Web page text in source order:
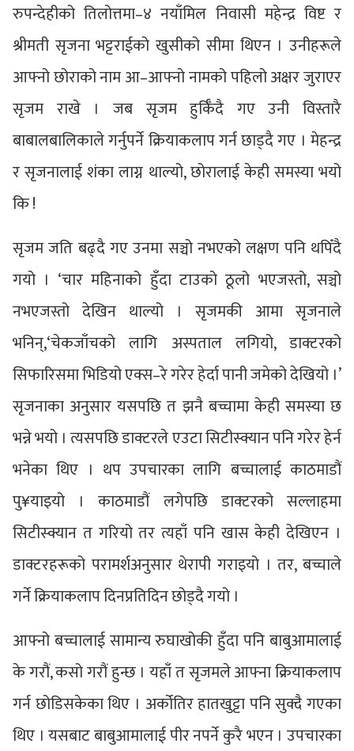
रुपन्देहीको तिलोत्तमा–४ नयाँमिल निवासी महेन्द्र विष्ट र
श्रीमती सृजना भट्टराईको खुसीको सीमा थिएन । उनीहरूले
आफ्नो छोराको नाम आ–आफ्नो नामको पहिलो अक्षर जुराएर
सृजम राखे । जब सृजम हुर्किँदै गए उनी विस्तारै
बाबालबालिकाले गर्नुपर्ने क्रियाकलाप गर्न छाड्दै गए । मेहन्द्र
र सृजनालाई शंका लाग्न थाल्यो, छोरालाई केही समस्या भयो
कि !
सृजम जति बढ्दै गए उनमा सञ्चो नभएको लक्षण पनि थपिँदै
गयो । ‘चार महिनाको हुँदा टाउको ठूलो भएजस्तो, सञ्चो
नभएजस्तो देखिन थाल्यो । सृजमकी आमा सृजनाले
भनिन्,‘चेकजाँचको लागि अस्पताल लगियो, डाक्टरको
सिफारिसमा भिडियो एक्स–रे गरेर हेर्दा पानी जमेको देखियो ।’
सृजनाका अनुसार यसपछि त झनै बच्चामा केही समस्या छ
भन्ने भयो । त्यसपछि डाक्टरले एउटा सिटीस्क्यान पनि गरेर हेर्न
भनेका थिए । थप उपचारका लागि बच्चालाई काठमाडौं
पु¥याइयो । काठमाडौं लगेपछि डाक्टरको सल्लाहमा
सिटीस्क्यान त गरियो तर त्यहाँ पनि खास केही देखिएन ।
डाक्टरहरूको परामर्शअनुसार थेरापी गराइयो । तर, बच्चाले
गर्ने क्रियाकलाप दिनप्रतिदिन छोड्दै गयो ।
आफ्नो बच्चालाई सामान्य रुघाखोकी हुँदा पनि बाबुआमालाई
के गरौं, कसो गरौं हुन्छ । यहाँ त सृजमले आफ्ना क्रियाकलाप
गर्न छोडिसकेका थिए । अर्कोतिर हातखुट्टा पनि सुक्दै गएका
थिए । यसबाट बाबुआमालाई पीर नपर्ने कुरै भएन । उपचारका